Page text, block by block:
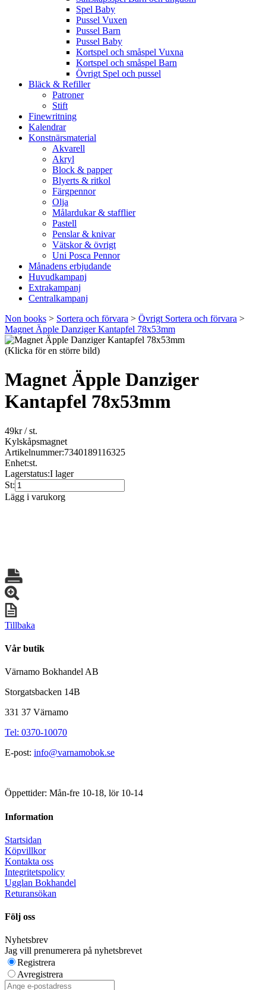
Spel Baby
Pussel Vuxen
Pussel Barn
Pussel Baby
Kortspel och småspel Vuxna
Kortspel och småspel Barn
Övrigt Spel och pussel
Bläck & Refiller
Patroner
Stift
Finewritning
Kalendrar
Konstnärsmaterial
Akvarell
Akryl
Block & papper
Blyerts & ritkol
Färgpennor
Olja
Målardukar & stafflier
Pastell
Penslar & knivar
Vätskor & övrigt
Uni Posca Pennor
Månadens erbjudande
Huvudkampanj
Extrakampanj
Centralkampanj
Non books > Sortera och förvara > Övrigt Sortera och förvara >
Magnet Äpple Danziger Kantapfel 78x53mm
(Klicka för en större bild)
Magnet Äpple Danziger
Kantapfel 78x53mm
49kr/ st.
Kylskåpsmagnet
Artikelnummer:7340189116325
Enhet:st.
Lagerstatus:I lager
St:
Lägg i varukorg
Tillbaka
Vår butik
Värnamo Bokhandel AB
Storgatsbacken 14B
331 37 Värnamo
Tel: 0370-10070
E-post: info@varnamobok.se
Öppettider: Mån-fre 10-18, lör 10-14
Information
Startsidan
Köpvillkor
Kontakta oss
Integritetspolicy
Ugglan Bokhandel
Returansökan
Följ oss
Nyhetsbrev
Jag vill prenumerera på nyhetsbrevet
Registrera
Avregistrera